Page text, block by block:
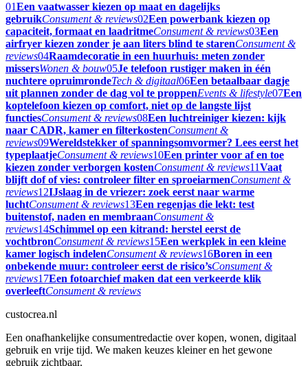
01Een vaatwasser kiezen op maat en dagelijks
gebruikConsument & reviews02Een powerbank kiezen op
capaciteit, formaat en laadritmeConsument & reviews03Een
airfryer kiezen zonder je aan liters blind te starenConsument &
reviews04Raamdecoratie in een huurhuis: meten zonder
missersWonen & bouw05Je telefoon rustiger maken in één
nuchtere opruimrondeTech & digitaal06Een betaalbaar dagje
uit plannen zonder de dag vol te proppenEvents & lifestyle07Een
koptelefoon kiezen op comfort, niet op de langste lijst
functiesConsument & reviews08Een luchtreiniger kiezen: kijk
naar CADR, kamer en filterkostenConsument &
reviews09Wereldstekker of spanningsomvormer? Lees eerst het
typeplaatjeConsument & reviews10Een printer voor af en toe
kiezen zonder verborgen kostenConsument & reviews11Vaat
blijft dof of vies: controleer filter en sproeiarmenConsument &
reviews12IJslaag in de vriezer: zoek eerst naar warme
luchtConsument & reviews13Een regenjas die lekt: test
buitenstof, naden en membraanConsument &
reviews14Schimmel op een kitrand: herstel eerst de
vochtbronConsument & reviews15Een werkplek in een kleine
kamer logisch indelenConsument & reviews16Boren in een
onbekende muur: controleer eerst de risico’sConsument &
reviews17Een fotoarchief maken dat een verkeerde klik
overleeftConsument & reviews
custocrea.nl
Een onafhankelijke consumentredactie over kopen, wonen, digitaal
gebruik en vrije tijd. We maken keuzes kleiner en het gewone
gebruik zichtbaar.